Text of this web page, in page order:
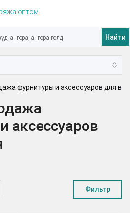
Найти
фурнитуры и аксессуаров для
аксессуаров
Фильтр